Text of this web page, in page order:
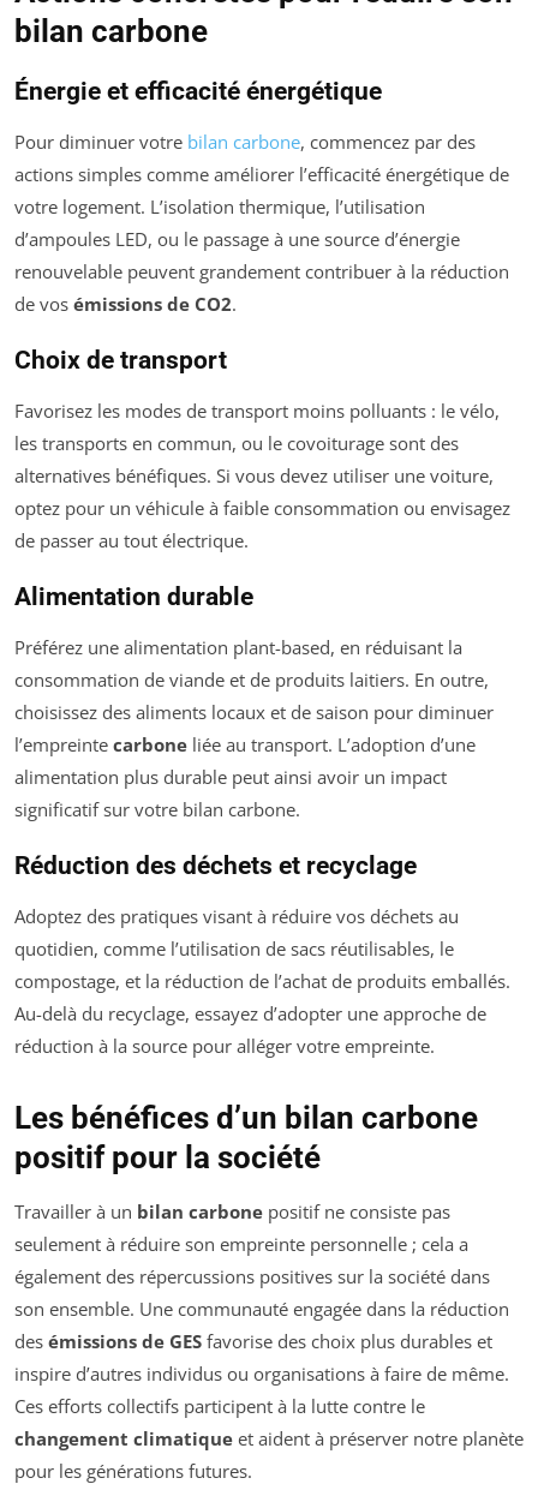
bilan carbone
Énergie et efficacité énergétique
Pour diminuer votre bilan carbone, commencez par des
actions simples comme améliorer l’efficacité énergétique de
votre logement. L’isolation thermique, l’utilisation
d’ampoules LED, ou le passage à une source d’énergie
renouvelable peuvent grandement contribuer à la réduction
de vos émissions de CO2.
Choix de transport
Favorisez les modes de transport moins polluants : le vélo,
les transports en commun, ou le covoiturage sont des
alternatives bénéfiques. Si vous devez utiliser une voiture,
optez pour un véhicule à faible consommation ou envisagez
de passer au tout électrique.
Alimentation durable
Préférez une alimentation plant-based, en réduisant la
consommation de viande et de produits laitiers. En outre,
choisissez des aliments locaux et de saison pour diminuer
l’empreinte carbone liée au transport. L’adoption d’une
alimentation plus durable peut ainsi avoir un impact
significatif sur votre bilan carbone.
Réduction des déchets et recyclage
Adoptez des pratiques visant à réduire vos déchets au
quotidien, comme l’utilisation de sacs réutilisables, le
compostage, et la réduction de l’achat de produits emballés.
Au-delà du recyclage, essayez d’adopter une approche de
réduction à la source pour alléger votre empreinte.
Les bénéfices d’un bilan carbone
positif pour la société
Travailler à un bilan carbone positif ne consiste pas
seulement à réduire son empreinte personnelle ; cela a
également des répercussions positives sur la société dans
son ensemble. Une communauté engagée dans la réduction
des émissions de GES favorise des choix plus durables et
inspire d’autres individus ou organisations à faire de même.
Ces efforts collectifs participent à la lutte contre le
changement climatique et aident à préserver notre planète
pour les générations futures.